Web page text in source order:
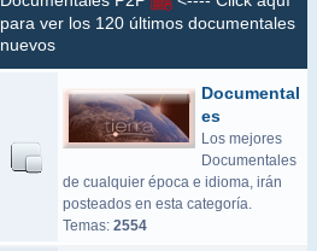
para ver los 120 últimos documentales
nuevos
Documental
es
Los mejores
Documentales
de cualquier época e idioma, irán
posteados en esta categoría.
Temas: 2554